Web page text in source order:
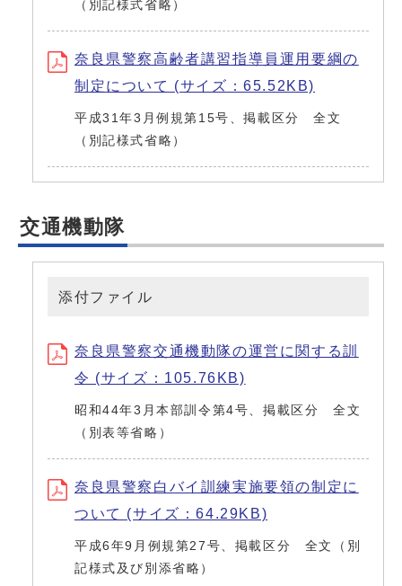
（別記様式省略）
奈良県警察高齢者講習指導員運用要綱の
制定について (サイズ：65.52KB)
平成31年3月例規第15号、掲載区分 全文
（別記様式省略）
交通機動隊
添付ファイル
奈良県警察交通機動隊の運営に関する訓
令 (サイズ：105.76KB)
昭和44年3月本部訓令第4号、掲載区分 全文
（別表等省略）
奈良県警察白バイ訓練実施要領の制定に
ついて (サイズ：64.29KB)
平成6年9月例規第27号、掲載区分 全文（別
記様式及び別添省略）